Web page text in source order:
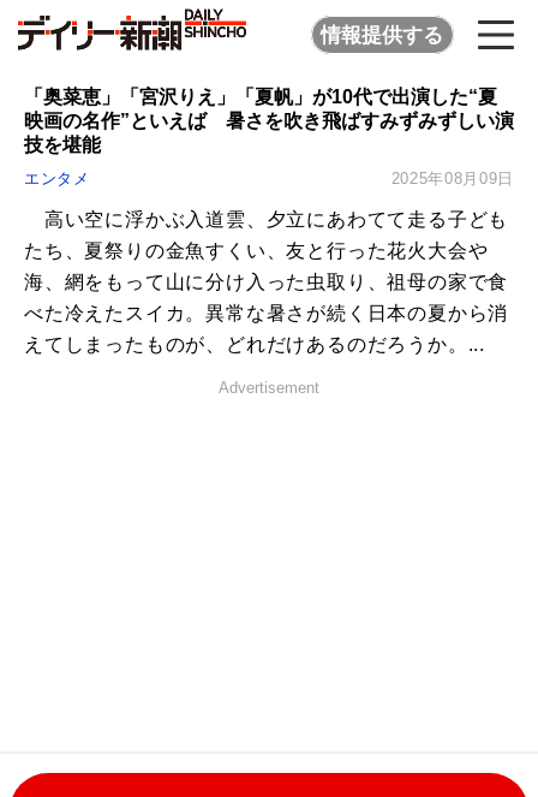
情報提供する
「奥菜恵」「宮沢りえ」「夏帆」が10代で出演した“夏
映画の名作”といえば 暑さを吹き飛ばすみずみずしい演
技を堪能
エンタメ 2025年08月09日
高い空に浮かぶ入道雲、夕立にあわてて走る子ども
たち、夏祭りの金魚すくい、友と行った花火大会や
海、網をもって山に分け入った虫取り、祖母の家で食
べた冷えたスイカ。異常な暑さが続く日本の夏から消
えてしまったものが、どれだけあるのだろうか。...
Advertisement